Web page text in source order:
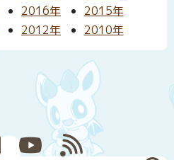
2016年
2015年
2012年 2010年
Pixiv YouTubeRSS